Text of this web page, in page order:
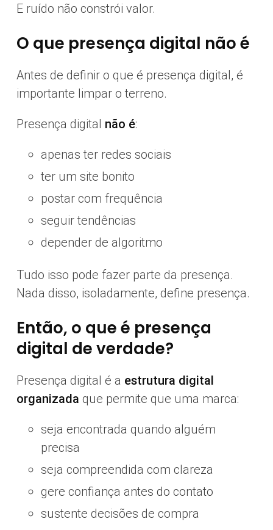
E ruído não constrói valor.
O que presença digital não é
Antes de definir o que é presença digital, é
importante limpar o terreno.
Presença digital não é:
apenas ter redes sociais
ter um site bonito
postar com frequência
seguir tendências
depender de algoritmo
Tudo isso pode fazer parte da presença.
Nada disso, isoladamente, define presença.
Então, o que é presença
digital de verdade?
Presença digital é a estrutura digital
organizada que permite que uma marca:
seja encontrada quando alguém
precisa
seja compreendida com clareza
gere confiança antes do contato
sustente decisões de compra